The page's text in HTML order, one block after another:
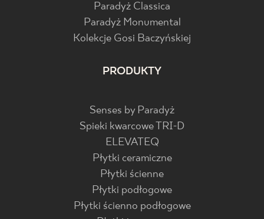
Paradyż Classica
Paradyż Monumental
Kolekcje Gosi Baczyńskiej
PRODUKTY
Senses by Paradyż
Spieki kwarcowe TRI-D
ELEVATEQ
Płytki ceramiczne
Płytki ścienne
Płytki podłogowe
Płytki ścienno podłogowe